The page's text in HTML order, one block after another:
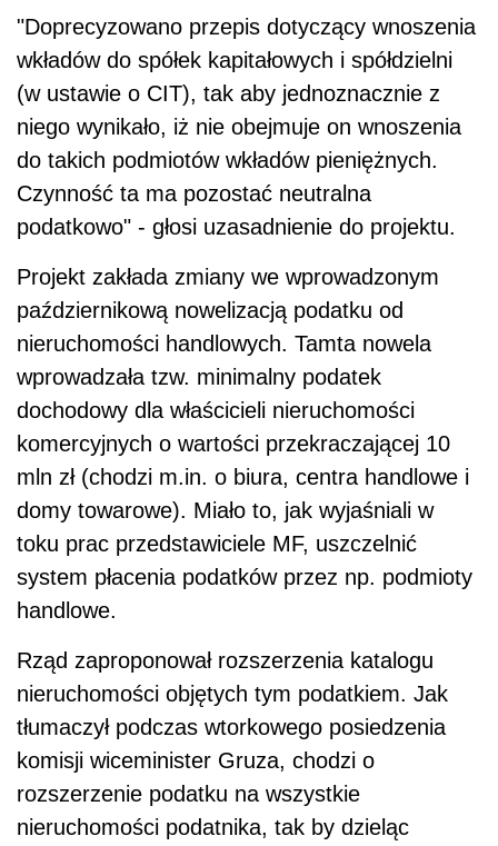
"Doprecyzowano przepis dotyczący wnoszenia
wkładów do spółek kapitałowych i spółdzielni
(w ustawie o CIT), tak aby jednoznacznie z
niego wynikało, iż nie obejmuje on wnoszenia
do takich podmiotów wkładów pieniężnych.
Czynność ta ma pozostać neutralna
podatkowo" - głosi uzasadnienie do projektu.
Projekt zakłada zmiany we wprowadzonym
październikową nowelizacją podatku od
nieruchomości handlowych. Tamta nowela
wprowadzała tzw. minimalny podatek
dochodowy dla właścicieli nieruchomości
komercyjnych o wartości przekraczającej 10
mln zł (chodzi m.in. o biura, centra handlowe i
domy towarowe). Miało to, jak wyjaśniali w
toku prac przedstawiciele MF, uszczelnić
system płacenia podatków przez np. podmioty
handlowe.
Rząd zaproponował rozszerzenia katalogu
nieruchomości objętych tym podatkiem. Jak
tłumaczył podczas wtorkowego posiedzenia
komisji wiceminister Gruza, chodzi o
rozszerzenie podatku na wszystkie
nieruchomości podatnika, tak by dzieląc